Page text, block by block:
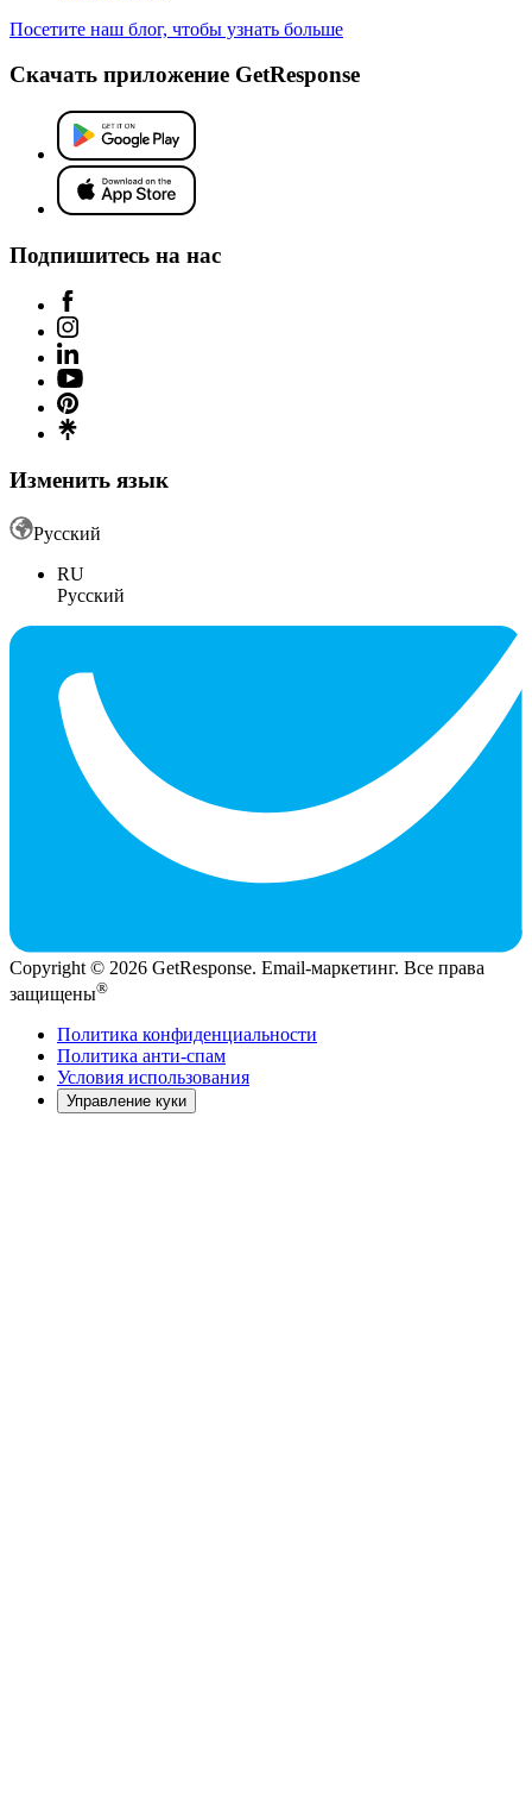
Посетите наш блог, чтобы узнать больше
Скачать приложение GetResponse
Подпишитесь на нас
Изменить язык
Русский
RU
Русский
Copyright © 2026 GetResponse. Email-маркетинг. Все права
защищены®
Политика конфиденциальности
Политика анти-спам
Условия использования
Управление куки